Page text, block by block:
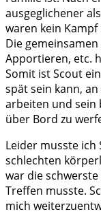
ausgeglichener
waren kein
Die
Apportieren, etc.
Somit ist Scout
spät sein kann,
arbeiten und sein
über Bord zu
Leider musste ich
schlechten
war die
Treffen musste.
mich